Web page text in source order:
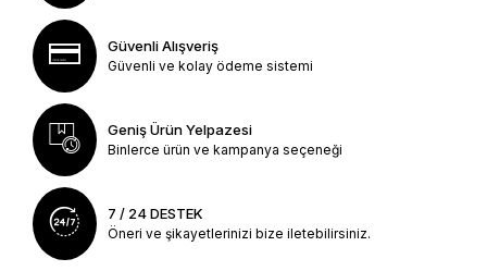
Güvenli Alışveriş
Güvenli ve kolay ödeme sistemi
Geniş Ürün Yelpazesi
Binlerce ürün ve kampanya seçeneği
7 / 24 DESTEK
Öneri ve şikayetlerinizi bize iletebilirsiniz.